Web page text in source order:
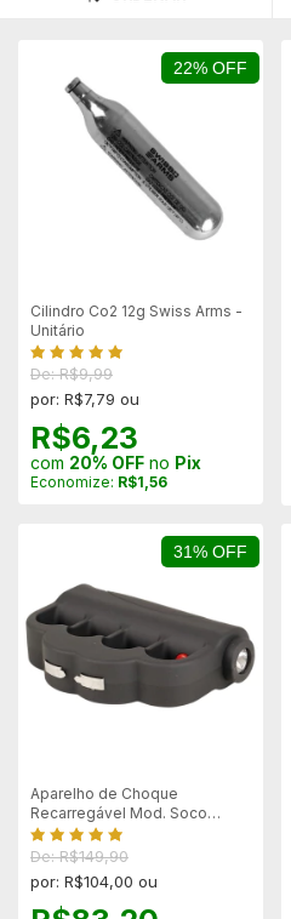
22% OFF
Cilindro Co2 12g Swiss Arms -
Unitário
De: R$9,99
por: R$7,79 ou
R$6,23
com 20% OFF no Pix
Economize: R$1,56
31% OFF
Aparelho de Choque
Recarregável Mod. Soco
Inglês LT-469
De: R$149,90
por: R$104,00 ou